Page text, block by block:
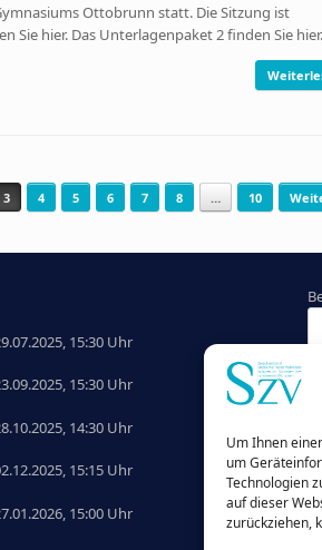
Um Ihnen
um
Technologien
auf dieser
zurückziehen,
Ottobrunn statt. Die Sitzung ist
Sie hier. Das Unterlagenpaket 2 finden Sie hier.
3 4 5 6 7 8 … 10
15:30 Uhr
15:30 Uhr
14:30 Uhr
15:15 Uhr
15:00 Uhr